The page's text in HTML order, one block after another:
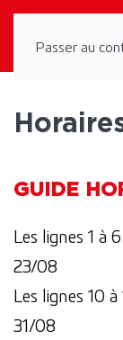
Passer au
GUIDE
Les lignes 1 à
23/08
Les lignes 10
31/08
Panneau de